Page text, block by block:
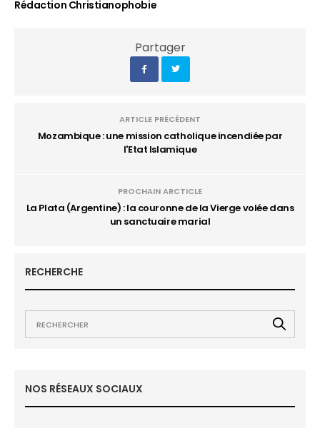
Rédaction Christianophobie
Partager
ARTICLE PRÉCÉDENT
Mozambique : une mission catholique incendiée par
l'Etat Islamique
PROCHAIN ARCTICLE
La Plata (Argentine) : la couronne de la Vierge volée dans
un sanctuaire marial
RECHERCHE
NOS RÉSEAUX SOCIAUX